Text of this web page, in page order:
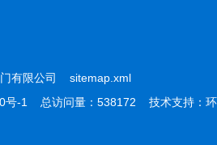
门有限公司 sitemap.xml
号-1 总访问量：538172 技术支持： 环